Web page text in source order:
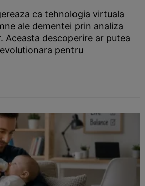
ca tehnologia virtuala
ale dementei prin analiza
Aceasta descoperire ar putea
pentru